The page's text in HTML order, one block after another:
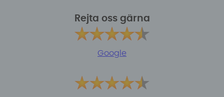
Rejta oss gärna
Google